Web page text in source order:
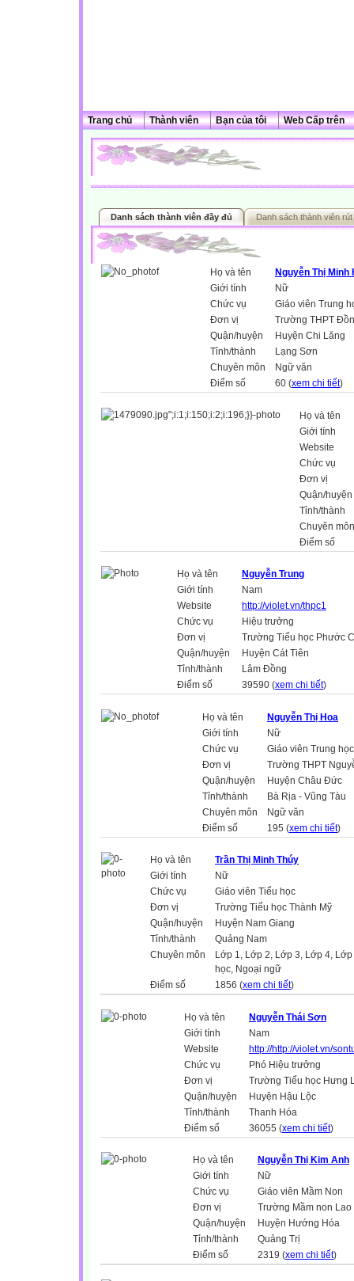
Trang chủ Thành viên Bạn của tôi Web Cấp trên
Danh sách thành viên đầy đủ Danh sách thành viên rút
Họ và tên
Nguyễn Thị Minh
Giới tính
Nữ
Chức vụ
Giáo viên Trung
Đơn vị
Trường THPT
Quận/huyện
Huyện Chi Lăng
Tỉnh/thành
Lạng Sơn
Chuyên môn
Ngữ văn
Điểm số
60 (xem chi tiết)
Họ và tên
Giới tính
Website
Chức vụ
Đơn vị
Quận/huyện
Tỉnh/thành
Chuyên môn
Điểm số
Họ và tên
Nguyễn Trung
Giới tính
Nam
Website
http://violet.vn/thpc1
Chức vụ
Hiệu trưởng
Đơn vị
Trường Tiểu học Phước
Quận/huyện
Huyện Cát Tiên
Tỉnh/thành
Lâm Đồng
Điểm số
39590 (xem chi tiết)
Họ và tên
Nguyễn Thị Hoa
Giới tính
Nữ
Chức vụ
Giáo viên Trung học
Đơn vị
Trường THPT
Quận/huyện
Huyện Châu Đức
Tỉnh/thành
Bà Rịa - Vũng Tàu
Chuyên môn
Ngữ văn
Điểm số
195 (xem chi tiết)
Họ và tên
Trần Thị Minh Thúy
Giới tính
Nữ
Chức vụ
Giáo viên Tiểu học
Đơn vị
Trường Tiểu học Thành Mỹ
Quận/huyện
Huyện Nam Giang
Tỉnh/thành
Quảng Nam
Chuyên môn
Lớp 1, Lớp 2, Lớp 3, Lớp 4,
học, Ngoại ngữ
Điểm số
1856 (xem chi tiết)
Họ và tên
Nguyễn Thái Sơn
Giới tính
Nam
Website
http://http://violet.vn/
Chức vụ
Phó Hiệu trưởng
Đơn vị
Trường Tiểu học Hưng
Quận/huyện
Huyện Hậu Lộc
Tỉnh/thành
Thanh Hóa
Điểm số
36055 (xem chi tiết)
Họ và tên
Nguyễn Thị Kim Anh
Giới tính
Nữ
Chức vụ
Giáo viên Mầm Non
Đơn vị
Trường Mầm non Lao
Quận/huyện
Huyện Hướng Hóa
Tỉnh/thành
Quảng Trị
Điểm số
2319 (xem chi tiết)